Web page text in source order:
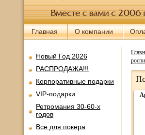
Главная О компании
Новый Год 2026
РАСПРОДАЖА!!!
Корпоративные подарки
VIP-подарки
Ретромания 30-60-х
годов
Все для покера